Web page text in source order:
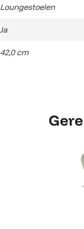
Loungestoelen
Ja
42,0 cm